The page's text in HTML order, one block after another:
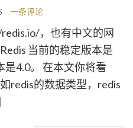
一条评论
，也有中文的网
当前的稳定版本是
是4.0。 在本文你将看
redis的数据类型，redis